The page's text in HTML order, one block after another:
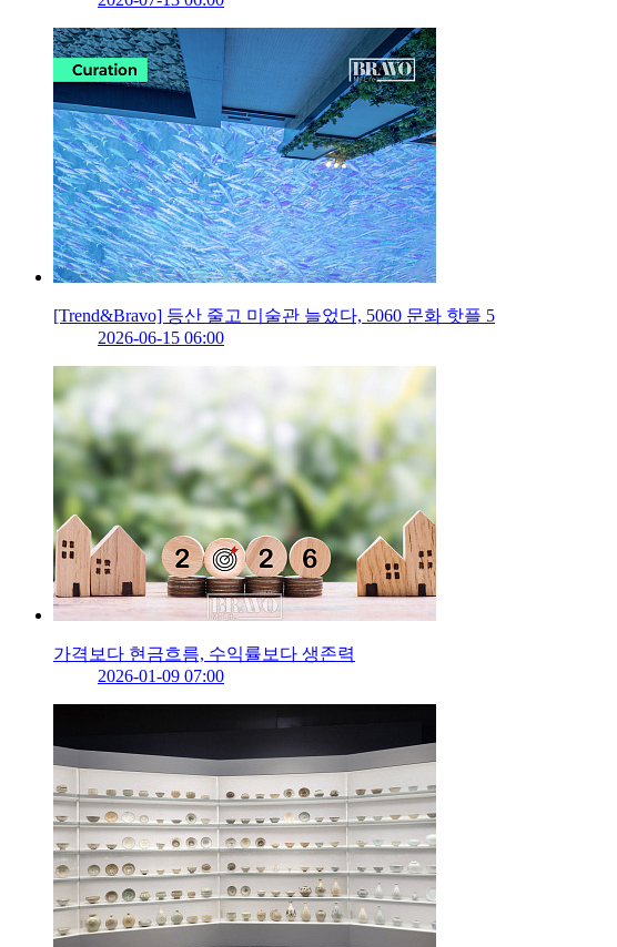
[Trend&Bravo] 등산 줄고 미술관 늘었다, 5060 문화 핫플 5
2026-06-15 06:00
가격보다 현금흐름, 수익률보다 생존력
2026-01-09 07:00